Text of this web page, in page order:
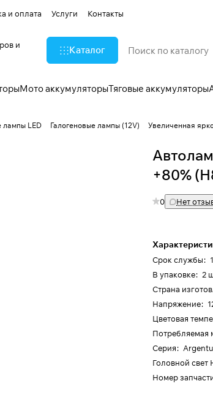
и оплата Услуги Контакты
и
Каталог
Мото аккумуляторыТяговые аккумуляторы
лампы LED Галогеновые лампы (12V) Увеличенная
+80%
0 Нет
Срок службы:
В упаковке: 2
Страна
Напряжение:
Цветовая
Потребляемая
Серия:
Головной свет
Номер